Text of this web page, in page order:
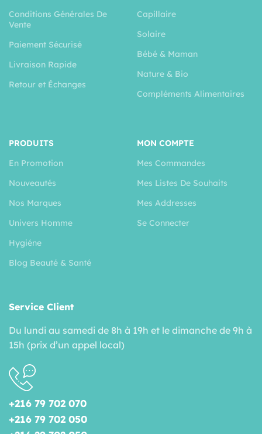
Conditions Générales De
Vente
Paiement Sécurisé
Livraison Rapide
Retour et Échanges
Capillaire
Solaire
Bébé & Maman
Nature & Bio
Compléments Alimentaires
PRODUITS
En Promotion
Nouveautés
Nos Marques
Univers Homme
Hygiéne
Blog Beauté & Santé
MON COMPTE
Mes Commandes
Mes Listes De Souhaits
Mes Addresses
Se Connecter
Service Client
Du lundi au samedi de 8h à 19h et le dimanche de 9h à
15h (prix d’un appel local)
+216 79 702 070
+216 79 702 050